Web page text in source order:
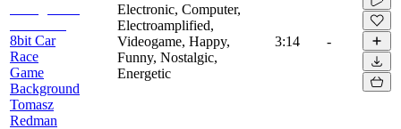
8bit Car
Race
Game
Background
Tomasz
Redman
Electronic, Computer,
Electroamplified,
Videogame, Happy,
Funny, Nostalgic,
Energetic
3:14 -